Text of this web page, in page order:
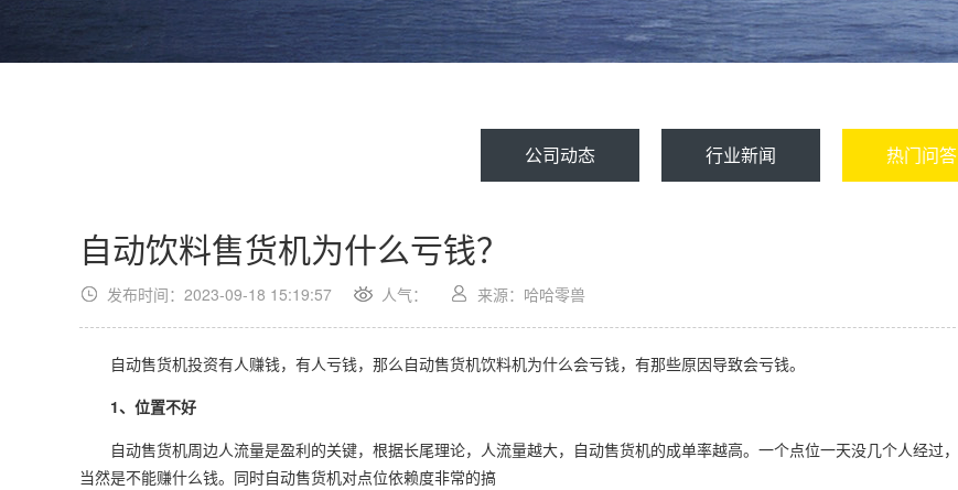
公司动态 行业新闻 热门问答
自动饮料售货机为什么亏钱？
发布时间：2023-09-18 15:19:57 人气： 来源：哈哈零兽
自动售货机投资有人赚钱，有人亏钱，那么自动售货机饮料机为什么会亏钱，有那些原因导致会亏钱。
1、位置不好
自动售货机周边人流量是盈利的关键，根据长尾理论，人流量越大，自动售货机的成单率越高。一个点位一天没几个人经过，
当然是不能赚什么钱。同时自动售货机对点位依赖度非常的搞